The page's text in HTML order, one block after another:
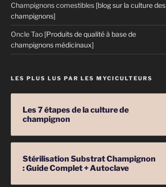
Champignons comestibles [blog sur la culture des
champignons]
Oncle Tao [Produits de qualité à base de
champignons médicinaux]
LES PLUS LUS PAR LES MYCICULTEURS
Les 7 étapes de la culture de
champignon
Stérilisation Substrat Champignon
: Guide Complet + Autoclave